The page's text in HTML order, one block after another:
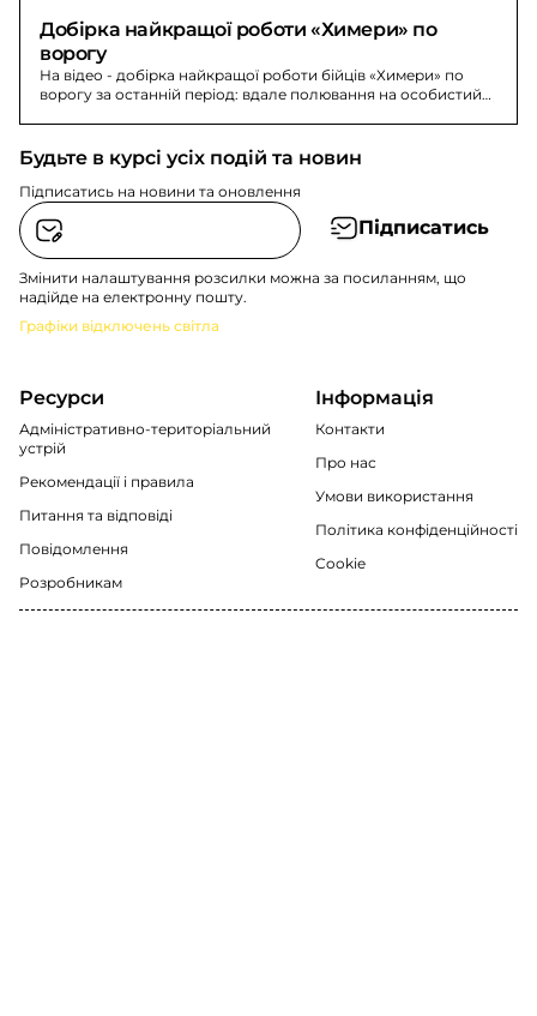
Добірка найкращої роботи «Химери» по
ворогу
На відео - добірка найкращої роботи бійців «Химери» по
ворогу за останній період: вдале полювання на особистий
Будьте в курсі усіх подій та новин
Підписатись на новини та оновлення
Підписатись
Змінити налаштування розсилки можна за посиланням, що
надійде на електронну пошту.
Графіки відключень світла
Ресурси
Адміністративно-територіальний
устрій
Рекомендації i правила
Питання та відповіді
Повідомлення
Розробникам
Інформація
Контакти
Про нас
Умови використання
Політика конфіденційності
Cookie